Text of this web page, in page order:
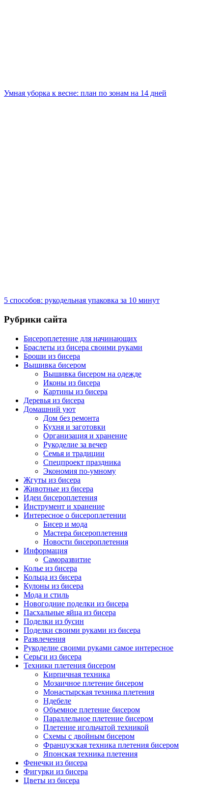
Умная уборка к весне: план по зонам на 14 дней
5 способов: рукодельная упаковка за 10 минут
Рубрики сайта
Бисероплетение для начинающих
Браслеты из бисера своими руками
Броши из бисера
Вышивка бисером
Вышивка бисером на одежде
Иконы из бисера
Картины из бисера
Деревья из бисера
Домашний уют
Дом без ремонта
Кухня и заготовки
Организация и хранение
Рукоделие за вечер
Семья и традиции
Спецпроект праздника
Экономия по-умному
Жгуты из бисера
Животные из бисера
Идеи бисероплетения
Инструмент и хранение
Интересное о бисероплетении
Бисер и мода
Мастера бисероплетения
Новости бисероплетения
Информация
Саморазвитие
Колье из бисера
Кольца из бисера
Кулоны из бисера
Мода и стиль
Новогодние поделки из бисера
Пасхальные яйца из бисера
Поделки из бусин
Поделки своими руками из бисера
Развлечения
Рукоделие своими руками самое интересное
Серьги из бисера
Техники плетения бисером
Кирпичная техника
Мозаичное плетение бисером
Монастырская техника плетения
Ндебеле
Объемное плетение бисером
Параллельное плетение бисером
Плетение игольчатой техникой
Схемы с двойным бисером
Французская техника плетения бисером
Японская техника плетения
Фенечки из бисера
Фигурки из бисера
Цветы из бисера